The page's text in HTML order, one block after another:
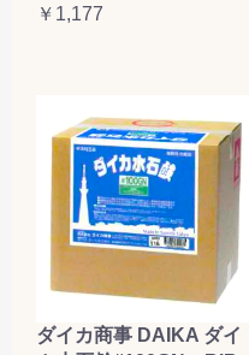
￥1,177
ダイカ商事 DAIKA ダイ